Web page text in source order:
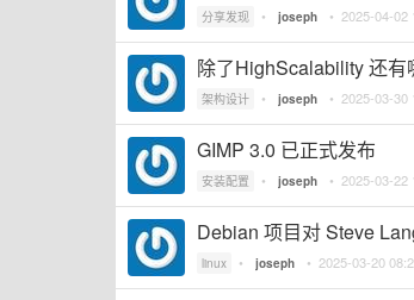
分享发现 • joseph • 2025-04-02
除了HighScalability 还
架构设计 • joseph • 2025-03-30
GIMP 3.0 已正式发布
安装配置 • joseph • 2025-03-22
Debian 项目对 Steve
linux • joseph • 2025-03-20